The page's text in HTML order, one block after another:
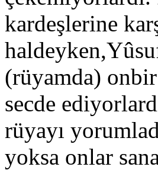
kardeşlerine
(rüyamda)
secde
rüyayı
yoksa onlar